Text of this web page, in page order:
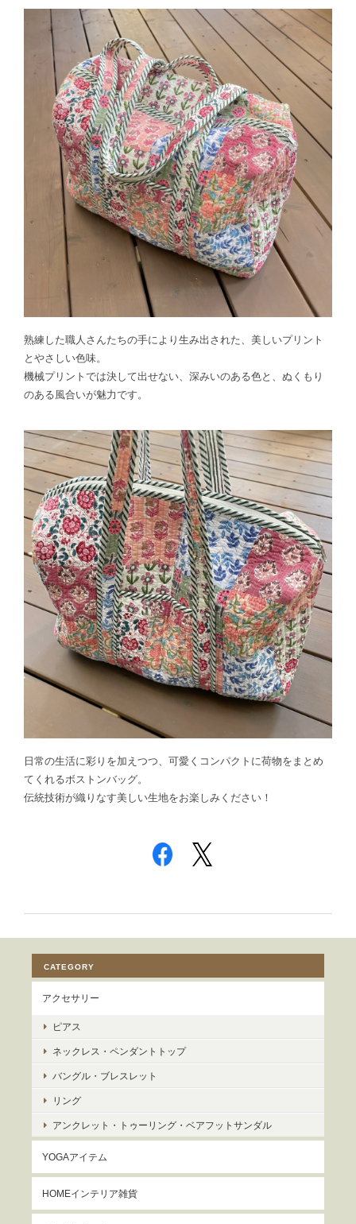
熟練した職人さんたちの手により生み出された、美しいプリント
とやさしい色味。
機械プリントでは決して出せない、深みいのある色と、ぬくもり
のある風合いが魅力です。
日常の生活に彩りを加えつつ、可愛くコンパクトに荷物をまとめ
てくれるボストンバッグ。
伝統技術が織りなす美しい生地をお楽しみください！
CATEGORY
アクセサリー
ピアス
ネックレス・ペンダントトップ
バングル・ブレスレット
リング
アンクレット・トゥーリング・ベアフットサンダル
YOGAアイテム
HOMEインテリア雑貨